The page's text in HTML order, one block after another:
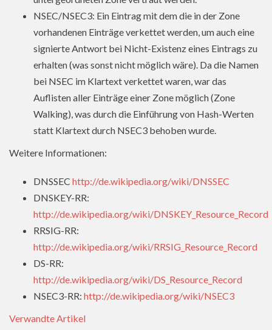
NSEC/NSEC3: Ein Eintrag mit dem die in der Zone
vorhandenen Einträge verkettet werden, um auch eine
signierte Antwort bei Nicht-Existenz eines Eintrags zu
erhalten (was sonst nicht möglich wäre). Da die Namen
bei NSEC im Klartext verkettet waren, war das
Auflisten aller Einträge einer Zone möglich (Zone
Walking), was durch die Einführung von Hash-Werten
statt Klartext durch NSEC3 behoben wurde.
Weitere Informationen:
DNSSEC http://de.wikipedia.org/wiki/DNSSEC
DNSKEY-RR:
http://de.wikipedia.org/wiki/DNSKEY_Resource_Record
RRSIG-RR:
http://de.wikipedia.org/wiki/RRSIG_Resource_Record
DS-RR:
http://de.wikipedia.org/wiki/DS_Resource_Record
NSEC3-RR: http://de.wikipedia.org/wiki/NSEC3
Verwandte Artikel